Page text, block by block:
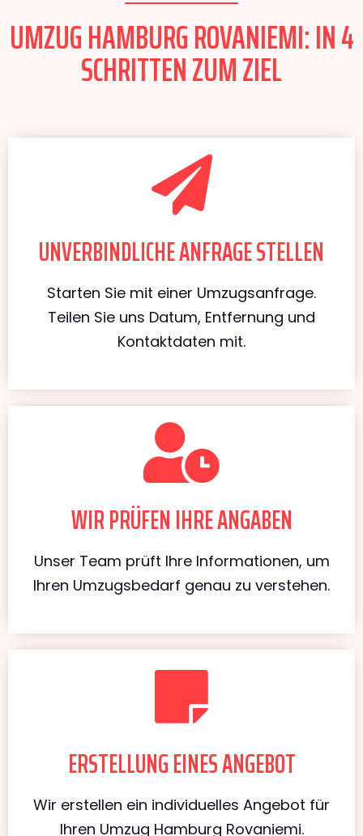
UMZUG HAMBURG ROVANIEMI: IN 4
SCHRITTEN ZUM ZIEL
UNVERBINDLICHE ANFRAGE STELLEN
Starten Sie mit einer Umzugsanfrage.
Teilen Sie uns Datum, Entfernung und
Kontaktdaten mit.
WIR PRÜFEN IHRE ANGABEN
Unser Team prüft Ihre Informationen, um
Ihren Umzugsbedarf genau zu verstehen.
ERSTELLUNG EINES ANGEBOT
Wir erstellen ein individuelles Angebot für
Ihren Umzug Hamburg Rovaniemi.